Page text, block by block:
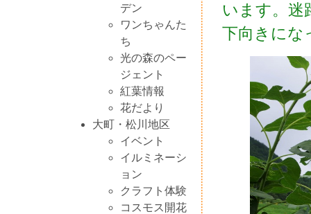
デン
ワンちゃんた
ち
光の森のペー
ジェント
紅葉情報
花だより
大町・松川地区
イベント
イルミネーシ
ョン
クラフト体験
コスモス開花
います。迷
下向きにな